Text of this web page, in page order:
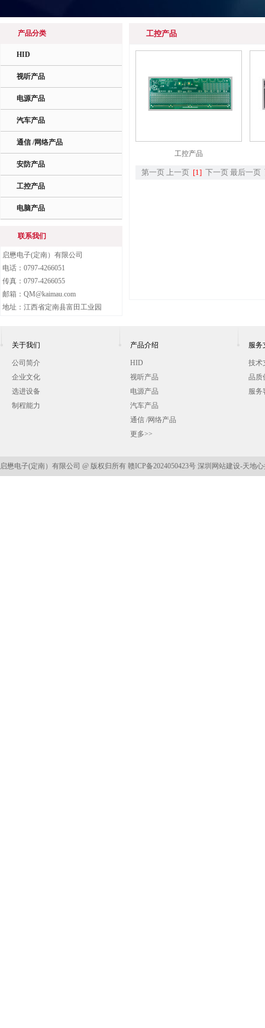
产品分类
HID
视听产品
电源产品
汽车产品
通信 /网络产品
安防产品
工控产品
电脑产品
联系我们
启懋电子(定南）有限公司
电话：0797-4266051
传真：0797-4266055
邮箱：QM@kaimau.com
地址：江西省定南县富田工业园
工控产品
工控产品
第一页 上一页 [1] 下一页 最后一页
关于我们
公司简介
企业文化
选进设备
制程能力
产品介绍
HID
视听产品
电源产品
汽车产品
通信 /网络产品
更多>>
服务
技术
品质
服务
启懋电子(定南）有限公司 @ 版权归所有 赣ICP备2024050423号 深圳网站建设-天地